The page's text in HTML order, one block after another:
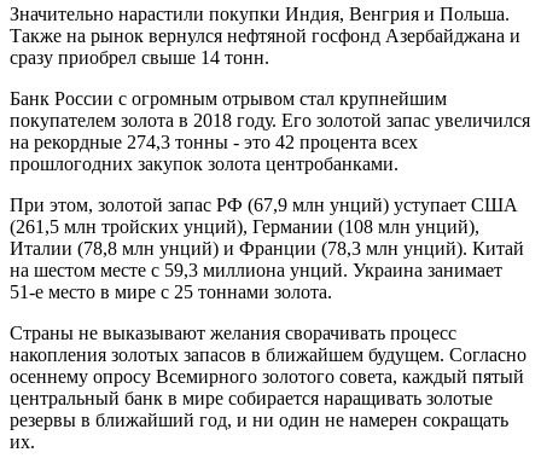
Значительно нарастили покупки Индия, Венгрия и Польша.
Также на рынок вернулся нефтяной госфонд Азербайджана и
сразу приобрел свыше 14 тонн.
Банк России с огромным отрывом стал крупнейшим
покупателем золота в 2018 году. Его золотой запас увеличился
на рекордные 274,3 тонны - это 42 процента всех
прошлогодних закупок золота центробанками.
При этом, золотой запас РФ (67,9 млн унций) уступает США
(261,5 млн тройских унций), Германии (108 млн унций),
Италии (78,8 млн унций) и Франции (78,3 млн унций). Китай
на шестом месте с 59,3 миллиона унций. Украина занимает
51-е место в мире с 25 тоннами золота.
Страны не выказывают желания сворачивать процесс
накопления золотых запасов в ближайшем будущем. Согласно
осеннему опросу Всемирного золотого совета, каждый пятый
центральный банк в мире собирается наращивать золотые
резервы в ближайший год, и ни один не намерен сокращать
их.